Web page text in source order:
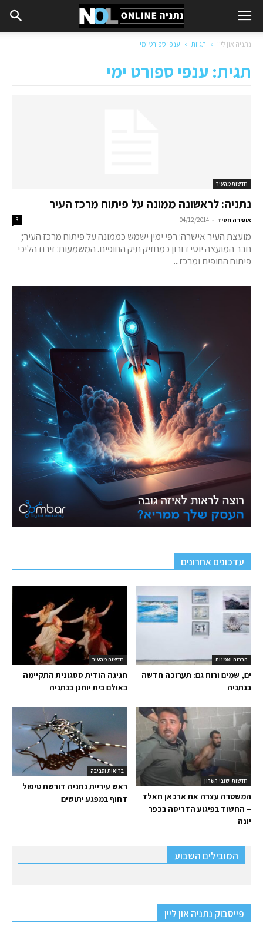
נתניה און ליין תגיות ענפי ספורט ימי
תגית: ענפי ספורט ימי
חדשות מהעיר
נתניה: לראשונה ממונה על פיתוח מרכז העיר
אופירה חסיד -
04/12/2014
3
מועצת העיר אישרה: רפי ימין ישמש כממונה על פיתוח מרכז העיר;
חבר המועצה יוסי דורון כמחזיק תיק החופים. המשמעות: זירוז הליכי
פיתוח החופים ומרכז...
עדכונים אחרונים
חדשות מהעיר
חגיגה הודית ססגונית התקיימה
באולם בית יוחנן בנתניה
תרבות ואמנות
ים, שמים ורוח גם: תערוכה חדשה
בנתניה
בריאות וסביבה
ראש עיריית נתניה דורשת טיפול
דחוף במפגע יתושים
חדשות ישובי השרון
המשטרה עצרה את ארכאן חאלד
– החשוד בפיגוע הדריסה בכפר
יונה
המובילים השבוע
פייסבוק נתניה און ליין